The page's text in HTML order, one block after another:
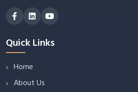
Quick Links
Home
About Us